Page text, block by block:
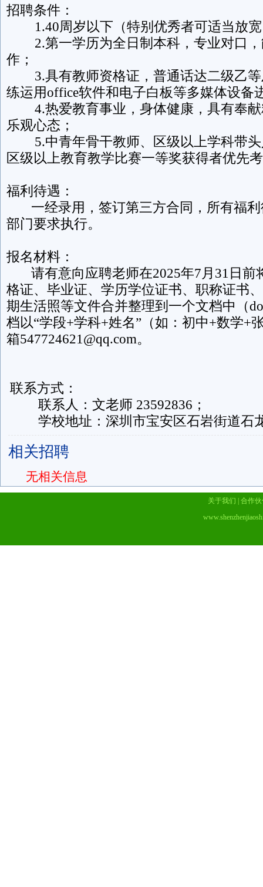
招聘条件：
1.40周岁以下（特别优秀者可适当放
2.第一学历为全日制本科，专业对口，
作；
3.具有教师资格证，普通话达二级乙等
练运用office软件和电子白板等多媒体设备
4.热爱教育事业，身体健康，具有奉献
乐观心态；
5.中青年骨干教师、区级以上学科带头
区级以上教育教学比赛一等奖获得者优先
福利待遇：
一经录用，签订第三方合同，所有福利
部门要求执行。
报名材料：
请有意向应聘老师在2025年7月31日前
格证、毕业证、学历学位证书、职称证书
期生活照等文件合并整理到一个文档中（
档以“学段+学科+姓名”（如：初中+数学+
箱547724621@qq.com。
联系方式：
联系人：文老师 23592836；
学校地址：深圳市宝安区石岩街道石
相关招聘
无相关信息
关于我们
合作